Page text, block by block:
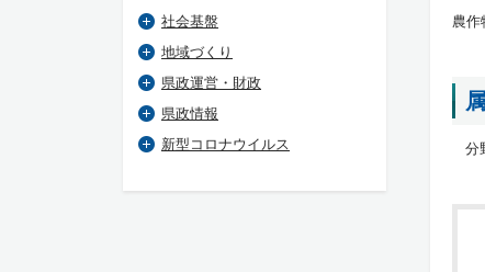
農作
分
社会基盤
地域づくり
県政運営・財政
県政情報
新型コロナウイルス